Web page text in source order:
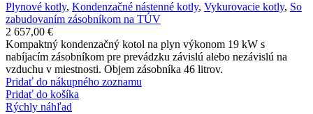
Plynové kotly, Kondenzačné nástenné kotly, Vykurovacie kotly, So
zabudovaním zásobníkom na TÚV
2 657,00 €
Kompaktný kondenzačný kotol na plyn výkonom 19 kW s
nabíjacím zásobníkom pre prevádzku závislú alebo nezávislú na
vzduchu v miestnosti. Objem zásobníka 46 litrov.
Pridať do nákupného zoznamu
Pridať do košíka
Rýchly náhľad